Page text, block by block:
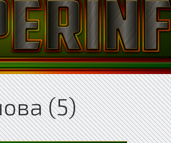
(5)